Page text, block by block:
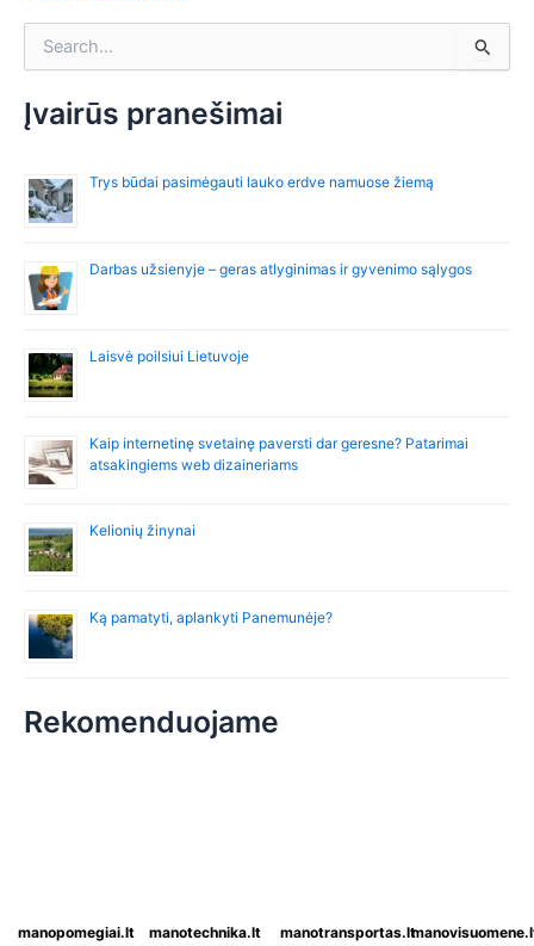
k
oĮvairūs pranešimai
Trys būdai pasimėgauti lauko erdve namuose žiemą
Darbas užsienyje – geras atlyginimas ir gyvenimo sąlygos
Laisvė poilsiui Lietuvoje
Kaip internetinę svetainę paversti dar geresne? Patarimai
atsakingiems web dizaineriams
Kelionių žinynai
Ką pamatyti, aplankyti Panemunėje?
Rekomenduojame
manopomegiai.lt manotechnika.lt manotransportas.lt